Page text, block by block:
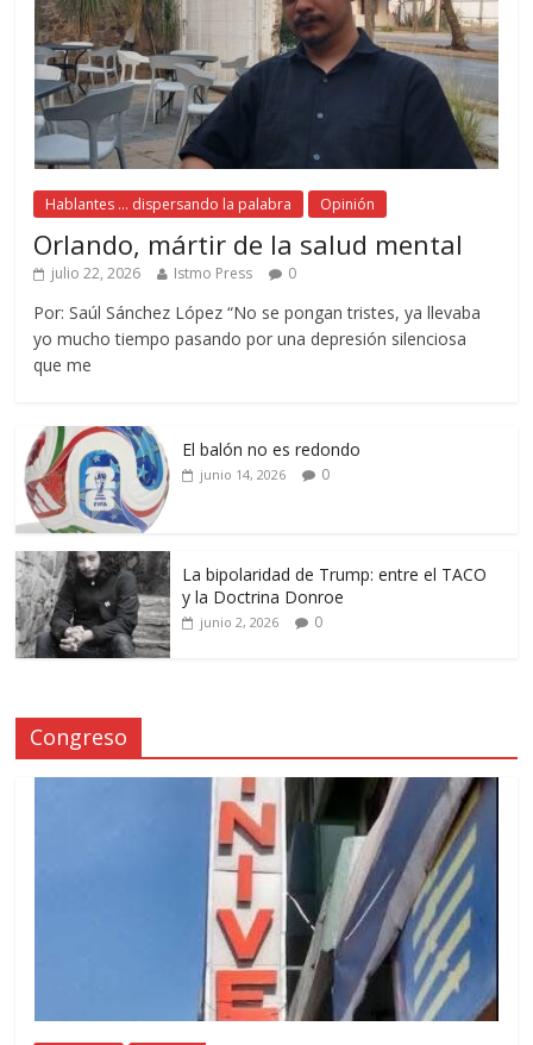
Hablantes ... dispersando la palabra Opinión
Orlando, mártir de la salud mental
julio 22, 2026 Istmo Press 0
Por: Saúl Sánchez López “No se pongan tristes, ya llevaba
yo mucho tiempo pasando por una depresión silenciosa
que me
El balón no es redondo
junio 14, 2026 0
La bipolaridad de Trump: entre el TACO
y la Doctrina Donroe
junio 2, 2026 0
Congreso